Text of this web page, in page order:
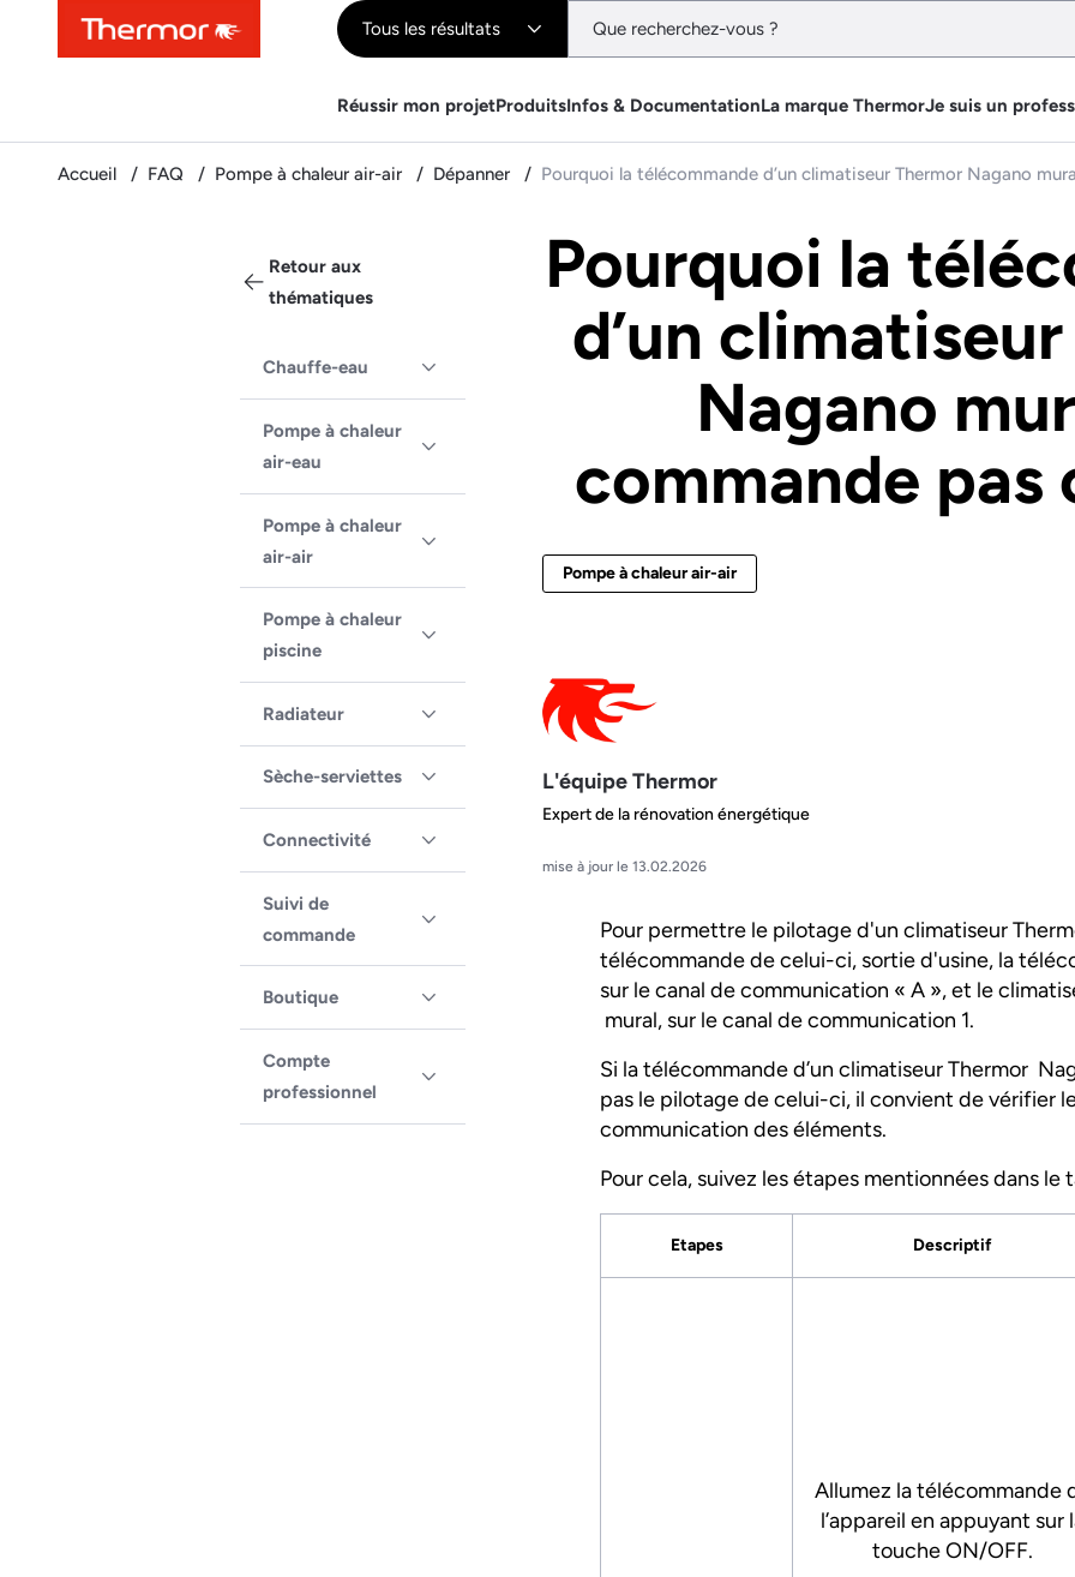
ContenuMenuRecherche Tous les résultats
Réussir mon projetProduitsInfos & DocumentationLa marque ThermorJe suis un
Accueil FAQ Pompe à chaleur air-air Dépanner Pourquoi la télécommande d’un climatiseur Thermor Nagano
Retour aux
thématiques
Chauffe-eau
Pompe à chaleur
air-eau
Pompe à chaleur
air-air
Pompe à chaleur
piscine
Radiateur
Sèche-serviettes
Connectivité
Suivi de
commande
Boutique
Compte
professionnel
Pourquoi la
d’un
Nagano
commande pas
Pompe à chaleur air-air
L'équipe Thermor
Expert de la rénovation énergétique
mise à jour le 13.02.2026
Pour permettre le pilotage d'un climatiseur
télécommande de celui-ci, sortie d'usine, la
sur le canal de communication « A », et le
mural, sur le canal de communication 1.
Si la télécommande d’un climatiseur Thermor
pas le pilotage de celui-ci, il convient de vérifier
communication des éléments.
Pour cela, suivez les étapes mentionnées dans le
Etapes Descriptif
Allumez la télécommande
l’appareil en appuyant sur
touche ON/OFF.